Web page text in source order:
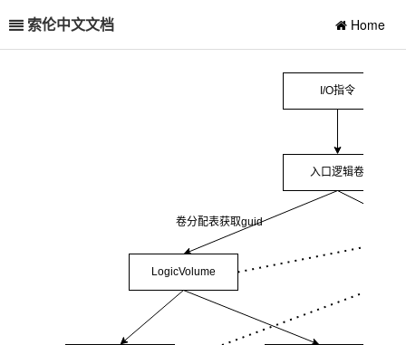
索伦中文文档 Home
I/O指令
入口逻辑卷
卷分配表获取guid
LogicVolume